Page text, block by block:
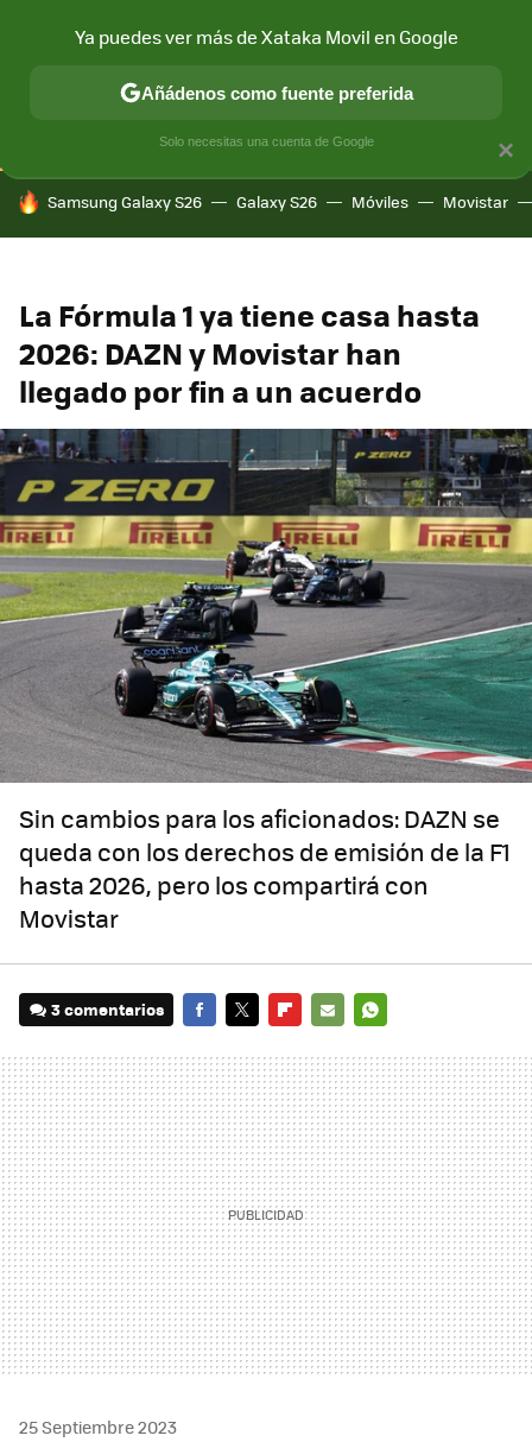
CONECTIVIDAD MÓVIL Y SOCIEDAD APLICACIONES
HOY SE HABLA DE
Samsung Galaxy S26 Galaxy S26 Móviles Movistar
La Fórmula 1 ya tiene casa hasta
2026: DAZN y Movistar han
llegado por fin a un acuerdo
Sin cambios para los aficionados: DAZN se
queda con los derechos de emisión de la F1
hasta 2026, pero los compartirá con
Movistar
3 comentarios
MAIL
25 Septiembre 2023
×
Ya puedes ver más de Xataka Movil en Google
Añádenos como fuente preferida
Solo necesitas una cuenta de Google